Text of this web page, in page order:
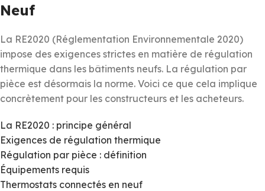
Neuf
La RE2020 (Réglementation Environnementale 2020)
impose des exigences strictes en matière de régulation
thermique dans les bâtiments neufs. La régulation par
pièce est désormais la norme. Voici ce que cela implique
concrètement pour les constructeurs et les acheteurs.
La RE2020 : principe général
Exigences de régulation thermique
Régulation par pièce : définition
Équipements requis
Thermostats connectés en neuf